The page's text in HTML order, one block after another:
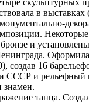
в выставках
Некоторые
и
создав 16
СССР и рельефный
знамен.
танца.